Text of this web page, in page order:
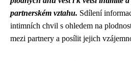
partnerském vztahu. Sdílení
intimních chvil s ohledem na
mezi partnery a posílit jejich